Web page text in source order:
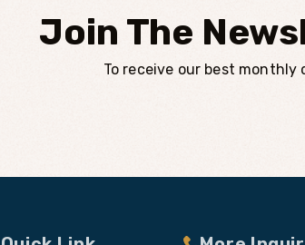
Join The
To receive our best monthly